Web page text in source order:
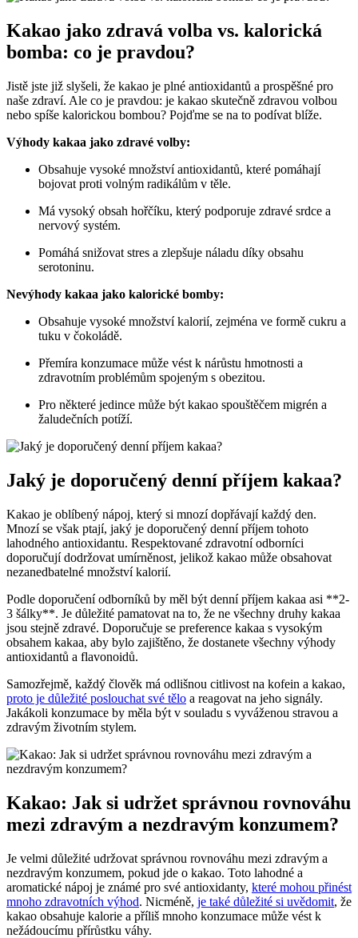
Kakao jako zdravá volba vs. kalorická
bomba: co je pravdou?
Jistě jste již slyšeli, že kakao je plné antioxidantů a prospěšné pro
naše zdraví. Ale co je pravdou: je kakao skutečně zdravou volbou
nebo spíše kalorickou bombou? Pojďme se na to podívat blíže.
Výhody kakaa jako zdravé volby:
Obsahuje vysoké množství antioxidantů, které pomáhají
bojovat proti volným radikálům v těle.
Má vysoký obsah hořčíku, který podporuje zdravé srdce a
nervový systém.
Pomáhá snižovat stres a zlepšuje náladu díky obsahu
serotoninu.
Nevýhody kakaa jako kalorické bomby:
Obsahuje vysoké množství kalorií, zejména ve formě cukru a
tuku v čokoládě.
Přemíra konzumace může vést k nárůstu hmotnosti a
zdravotním problémům spojeným s obezitou.
Pro některé jedince může být kakao spouštěčem migrén a
žaludečních potíží.
Jaký je doporučený denní příjem kakaa?
Kakao je oblíbený nápoj, který si mnozí dopřávají každý den.
Mnozí se však ptají, jaký je doporučený denní příjem tohoto
lahodného antioxidantu. Respektované zdravotní odborníci
doporučují dodržovat umírněnost, jelikož kakao může obsahovat
nezanedbatelné množství kalorií.
Podle doporučení odborníků by měl být denní příjem kakaa asi **2-
3 šálky**. Je důležité pamatovat na to, že ne všechny druhy kakaa
jsou stejně zdravé. Doporučuje se preference kakaa s vysokým
obsahem kakaa, aby bylo zajištěno, že dostanete všechny výhody
antioxidantů a flavonoidů.
Samozřejmě, každý člověk má odlišnou citlivost na kofein a kakao,
proto je důležité poslouchat své tělo a reagovat na jeho signály.
Jakákoli konzumace by měla být v souladu s vyváženou stravou a
zdravým životním stylem.
Kakao: Jak si udržet správnou rovnováhu
mezi zdravým a nezdravým konzumem?
Je velmi důležité udržovat správnou rovnováhu mezi zdravým a
nezdravým konzumem, pokud jde o kakao. Toto lahodné a
aromatické nápoj je známé pro své antioxidanty, které mohou přinést
mnoho zdravotních výhod. Nicméně, je také důležité si uvědomit, že
kakao obsahuje kalorie a příliš mnoho konzumace může vést k
nežádoucímu přírůstku váhy.